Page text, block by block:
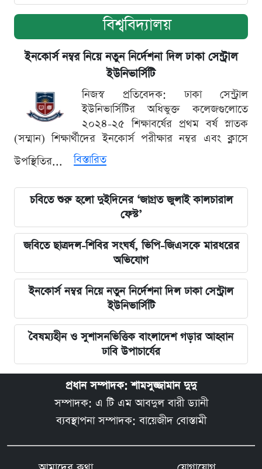
বিশ্ববিদ্যালয়
ইনকোর্স নম্বর নিয়ে নতুন নির্দেশনা দিল ঢাকা সেন্ট্রাল
ইউনিভার্সিটি
নিজস্ব প্রতিবেদক: ঢাকা সেন্ট্রাল
ইউনিভার্সিটির অধিভুক্ত কলেজগুলোতে
২০২৪-২৫ শিক্ষাবর্ষের প্রথম বর্ষ স্নাতক
(সম্মান) শিক্ষার্থীদের ইনকোর্স পরীক্ষার নম্বর এবং ক্লাসে
উপস্থিতির...
বিস্তারিত
চবিতে শুরু হলো দুইদিনের ‘জাগ্রত জুলাই কালচারাল
ফেস্ট’
জবিতে ছাত্রদল-শিবির সংঘর্ষ, ভিপি-জিএসকে মারধরের
অভিযোগ
ইনকোর্স নম্বর নিয়ে নতুন নির্দেশনা দিল ঢাকা সেন্ট্রাল
ইউনিভার্সিটি
বৈষম্যহীন ও সুশাসনভিত্তিক বাংলাদেশ গড়ার আহ্বান
ঢাবি উপাচার্যের
প্রধান সম্পাদক: শামসুজ্জামান দুদু
সম্পাদক: এ টি এম আবদুল বারী ড্যানী
ব্যবস্থাপনা সম্পাদক: বায়েজীদ বোস্তামী